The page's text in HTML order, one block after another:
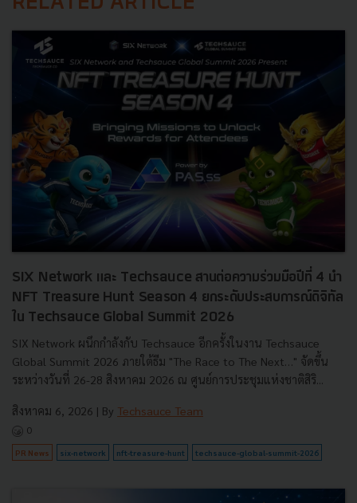
SIX Network และ Techsauce สานต่อความร่วมมือปีที่ 4 นำ
NFT Treasure Hunt Season 4 ยกระดับประสบการณ์ดิจิทัล
ใน Techsauce Global Summit 2026
SIX Network ผนึกกำลังกับ Techsauce อีกครั้งในงาน Techsauce
Global Summit 2026 ภายใต้ธีม "The Race to The Next…" จัดขึ้น
ระหว่างวันที่ 26-28 สิงหาคม 2026 ณ ศูนย์การประชุมแห่งชาติสิริ...
สิงหาคม 6, 2026 | By Techsauce Team
0
PR News six-network nft-treasure-hunt techsauce-global-summit-2026